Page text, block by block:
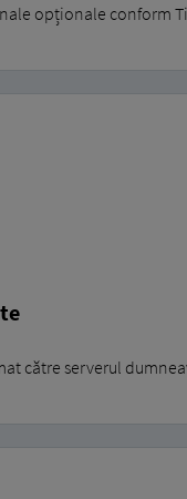
opționale conform
către serverul